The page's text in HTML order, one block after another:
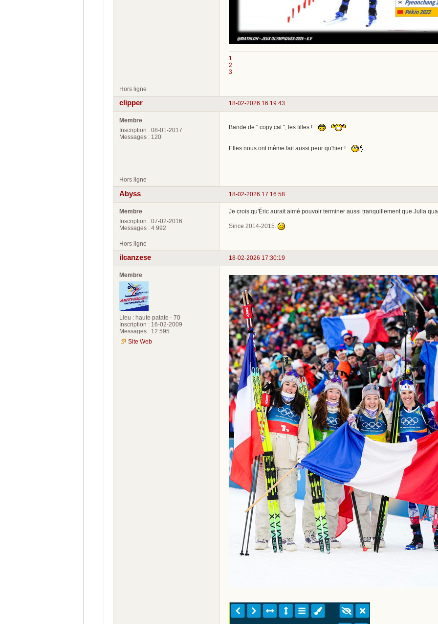
1
2
3
Hors ligne
18-02-2026 16:19:43
clipper
Membre
Inscription : 08-01-2017
Messages : 120
Bande de " copy cat ", les filles !
Elles nous ont même fait aussi peur qu'hier !
Hors ligne
18-02-2026 17:16:58
Abyss
Membre
Inscription : 07-02-2016
Messages : 4 992
Je crois qu'Éric aurait aimé pouvoir terminer aussi tranquillement que Julia
Since 2014-2015.
Hors ligne
18-02-2026 17:30:19
ilcanzese
Membre
Lieu : haute patate - 70
Inscription : 16-02-2009
Messages : 12 595
Site Web